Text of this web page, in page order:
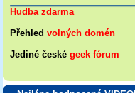
Hudba zdarma
Přehled volných domén
Jediné české geek fórum